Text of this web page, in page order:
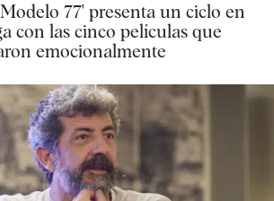
77' presenta un ciclo en
con las cinco películas que
emocionalmente